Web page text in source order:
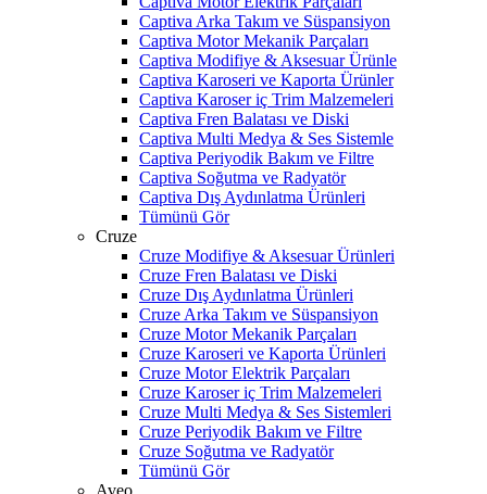
Captiva Arka Takım ve Süspansiyon
Captiva Motor Mekanik Parçaları
Captiva Modifiye & Aksesuar Ürünle
Captiva Karoseri ve Kaporta Ürünler
Captiva Karoser iç Trim Malzemeleri
Captiva Fren Balatası ve Diski
Captiva Multi Medya & Ses Sistemle
Captiva Periyodik Bakım ve Filtre
Captiva Soğutma ve Radyatör
Captiva Dış Aydınlatma Ürünleri
Tümünü Gör
Cruze
Cruze Modifiye & Aksesuar Ürünleri
Cruze Fren Balatası ve Diski
Cruze Dış Aydınlatma Ürünleri
Cruze Arka Takım ve Süspansiyon
Cruze Motor Mekanik Parçaları
Cruze Karoseri ve Kaporta Ürünleri
Cruze Motor Elektrik Parçaları
Cruze Karoser iç Trim Malzemeleri
Cruze Multi Medya & Ses Sistemleri
Cruze Periyodik Bakım ve Filtre
Cruze Soğutma ve Radyatör
Tümünü Gör
Aveo